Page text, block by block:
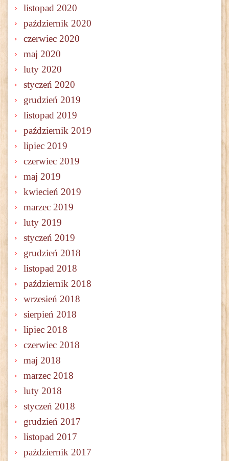
listopad 2020
październik 2020
czerwiec 2020
maj 2020
luty 2020
styczeń 2020
grudzień 2019
listopad 2019
październik 2019
lipiec 2019
czerwiec 2019
maj 2019
kwiecień 2019
marzec 2019
luty 2019
styczeń 2019
grudzień 2018
listopad 2018
październik 2018
wrzesień 2018
sierpień 2018
lipiec 2018
czerwiec 2018
maj 2018
marzec 2018
luty 2018
styczeń 2018
grudzień 2017
listopad 2017
październik 2017